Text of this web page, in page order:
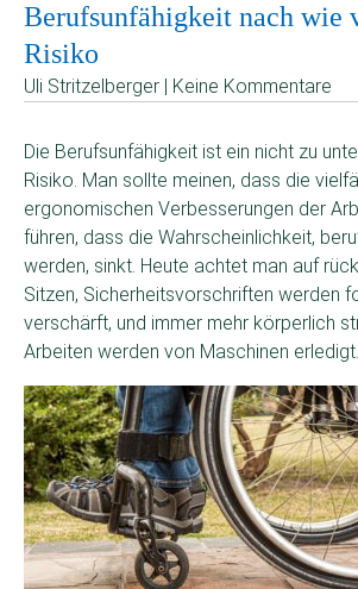
Berufsunfähigkeit nach wie
Risiko
Uli Stritzelberger | Keine Kommentare
Die Berufsunfähigkeit ist ein nicht zu
Risiko. Man sollte meinen, dass die
ergonomischen Verbesserungen der
führen, dass die Wahrscheinlichkeit,
werden, sinkt. Heute achtet man auf
Sitzen, Sicherheitsvorschriften werden
verschärft, und immer mehr körperlich
Arbeiten werden von Maschinen erledigt.